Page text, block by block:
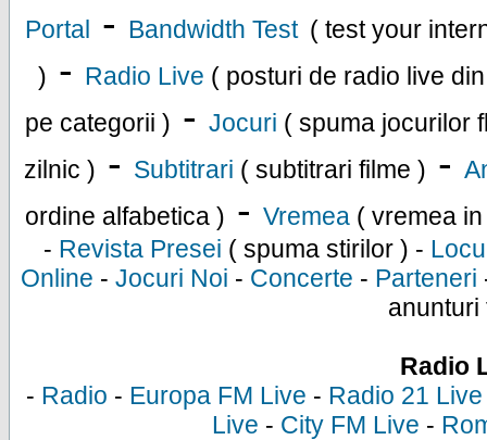
Portal - Bandwidth Test ( test your
) - Radio Live ( posturi de radio live
pe categorii ) - Jocuri ( spuma jocurilor
zilnic ) - Subtitrari ( subtitrari filme ) -
ordine alfabetica ) - Vremea ( vremea
- Revista Presei ( spuma stirilor ) -
Online - Jocuri Noi - Concerte - Parteneri
anunturi
Radio
- Radio - Europa FM Live - Radio 21 Live
Live - City FM Live -